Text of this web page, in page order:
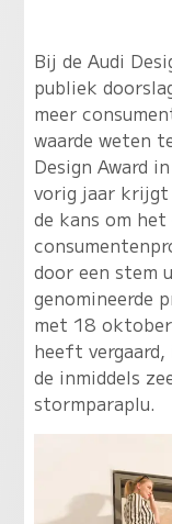
Bij de Audi
publiek
meer
waarde weten
Design Award
vorig jaar
de kans om
door een stem
genomineerde
met 18 oktober
heeft vergaard,
de inmiddels
stormparaplu.